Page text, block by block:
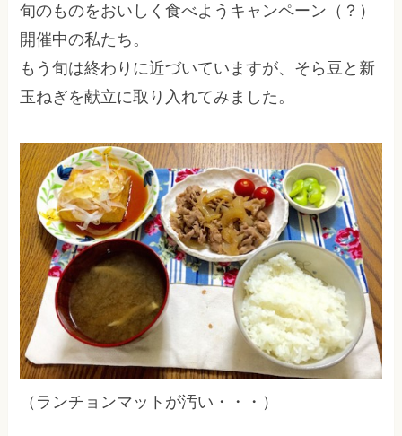
旬のものをおいしく食べようキャンペーン（？）
開催中の私たち。
もう旬は終わりに近づいていますが、そら豆と新
玉ねぎを献立に取り入れてみました。
（ランチョンマットが汚い・・・）